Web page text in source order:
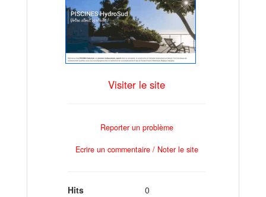
Visiter le site
Reporter un problème
Ecrire un commentaire / Noter le site
Hits
0